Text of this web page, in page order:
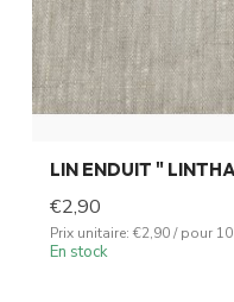
LIN ENDUIT "
€2,90
Prix unitaire: €2,90 / pour
En stock